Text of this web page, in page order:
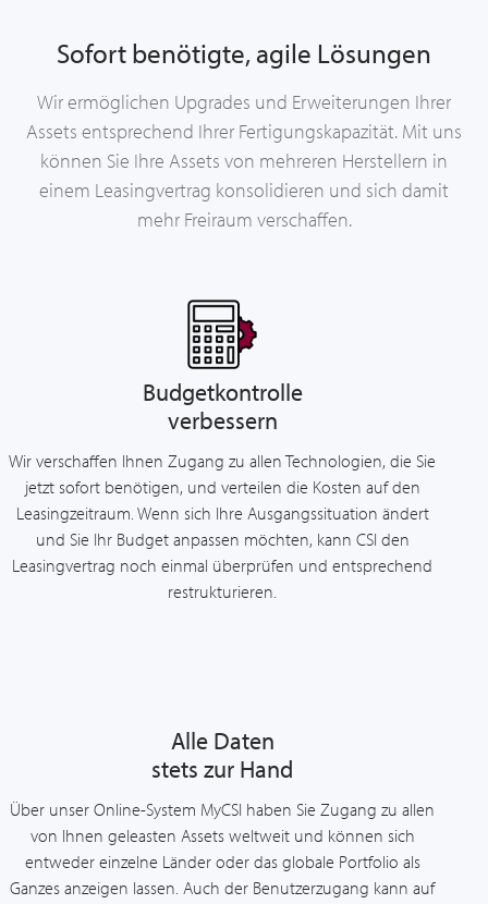
Sofort benötigte, agile Lösungen
Wir ermöglichen Upgrades und Erweiterungen Ihrer
Assets entsprechend Ihrer Fertigungskapazität. Mit uns
können Sie Ihre Assets von mehreren Herstellern in
einem Leasingvertrag konsolidieren und sich damit
mehr Freiraum verschaffen.
Budgetkontrolle
verbessern
Wir verschaffen Ihnen Zugang zu allen Technologien, die Sie
jetzt sofort benötigen, und verteilen die Kosten auf den
Leasingzeitraum. Wenn sich Ihre Ausgangssituation ändert
und Sie Ihr Budget anpassen möchten, kann CSI den
Leasingvertrag noch einmal überprüfen und entsprechend
restrukturieren.
Alle Daten
stets zur Hand
Über unser Online-System MyCSI haben Sie Zugang zu allen
von Ihnen geleasten Assets weltweit und können sich
entweder einzelne Länder oder das globale Portfolio als
Ganzes anzeigen lassen. Auch der Benutzerzugang kann auf